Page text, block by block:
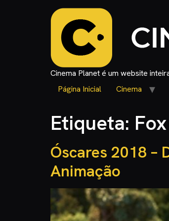
Cinema Planet é um website
Página Inicial
Cinema
Etiqueta:
Óscares 2018 –
Animação